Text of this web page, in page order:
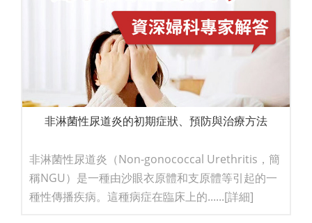
非淋菌性尿道炎的初期症狀、預防與治療方法
非淋菌性尿道炎（Non-gonococcal Urethritis，簡
稱NGU）是一種由沙眼衣原體和支原體等引起的一
種性傳播疾病。這種病症在臨床上的......[詳細]